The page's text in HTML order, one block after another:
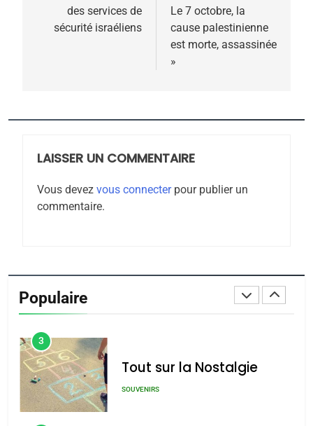
l’article
des services de
sécurité israéliens
Le 7 octobre, la
cause palestinienne
est morte, assassinée
»
LAISSER UN COMMENTAIRE
Vous devez vous connecterpour publier un
commentaire.
Populaire
Jacques Hadida
JUDAISME
Azilal consacrés produits
DAFINA MAROC
1
De Loya Stauber
guerre»: La nouvelle
chanson de Boy George
3
Tout sur la Nostalgie
SOUVENIRS